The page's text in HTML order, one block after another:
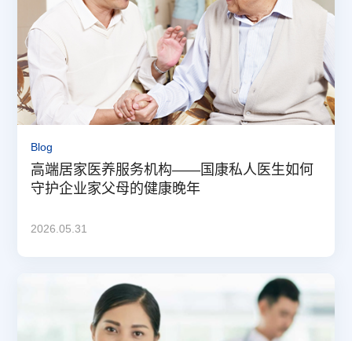
Blog
高端居家医养服务机构——国康私人医生如何
守护企业家父母的健康晚年
2026.05.31